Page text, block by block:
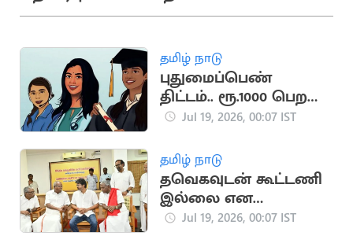
தமிழ் நாடு
புதுமைப்பெண்
திட்டம்.. ரூ.1000 பெற
மாணவிகள்
Jul 19, 2026, 00:07 IST
தமிழ் நாடு
தவெகவுடன் கூட்டணி
இல்லை என
அறிவித்த CPM
Jul 19, 2026, 00:07 IST